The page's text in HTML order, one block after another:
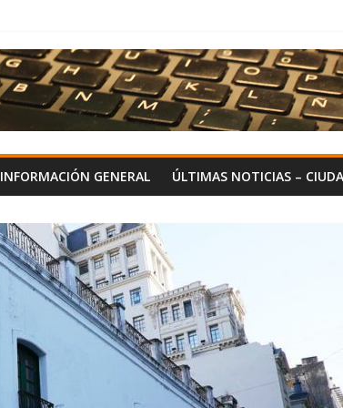
INFORMACIÓN GENERAL ÚLTIMAS NOTICIAS –